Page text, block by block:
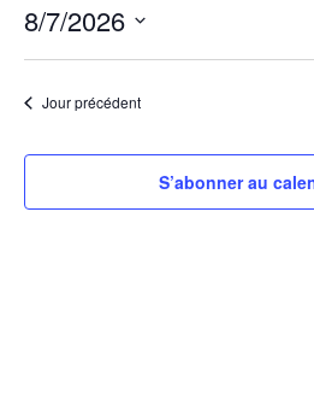
AOÛT
8/7/2026
date.Jour précédent
S’abonner au